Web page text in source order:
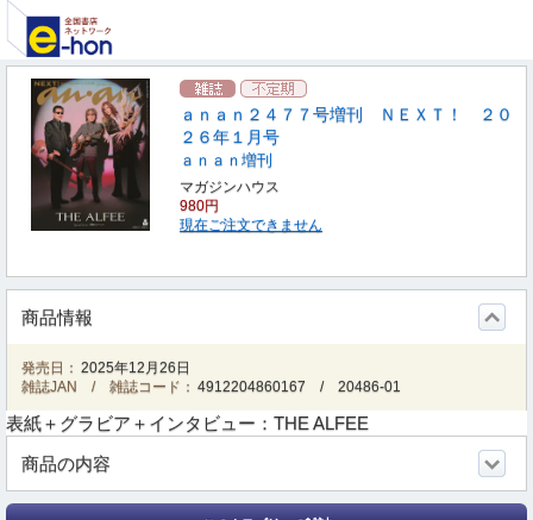
ａｎａｎ２４７７号増刊 ＮＥＸＴ！ ２０
２６年１月号
ａｎａｎ増刊
マガジンハウス
980円
現在ご注文できません
商品情報
発売日： 2025年12月26日
雑誌JAN / 雑誌コード： 4912204860167 /20486-01
表紙＋グラビア＋インタビュー：THE ALFEE
商品の内容